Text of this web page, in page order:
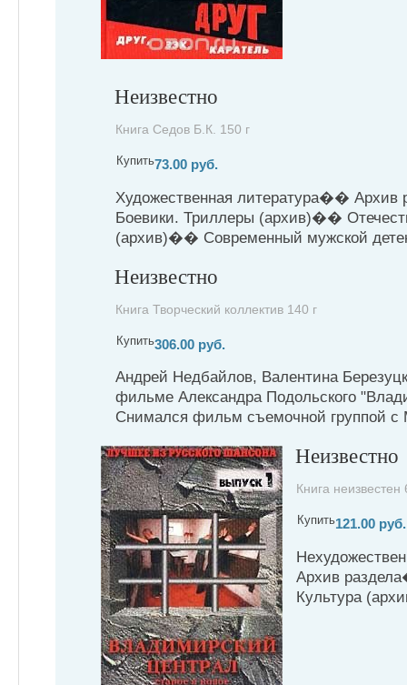
Неизвестно
Книга Седов Б.К. 150 г
Купить73.00 руб.
Художественная литература��
Боевики. Триллеры (архив)��
(архив)�� Современный мужской
Неизвестно
Книга Творческий коллектив 140 г
Купить306.00 руб.
Андрей Недбайлов, Валентина
фильме Александра Подольского
Снимался фильм съемочной группой
Неизвестно
Книга неизвестен
Купить121.00 руб.
Архив
Культура